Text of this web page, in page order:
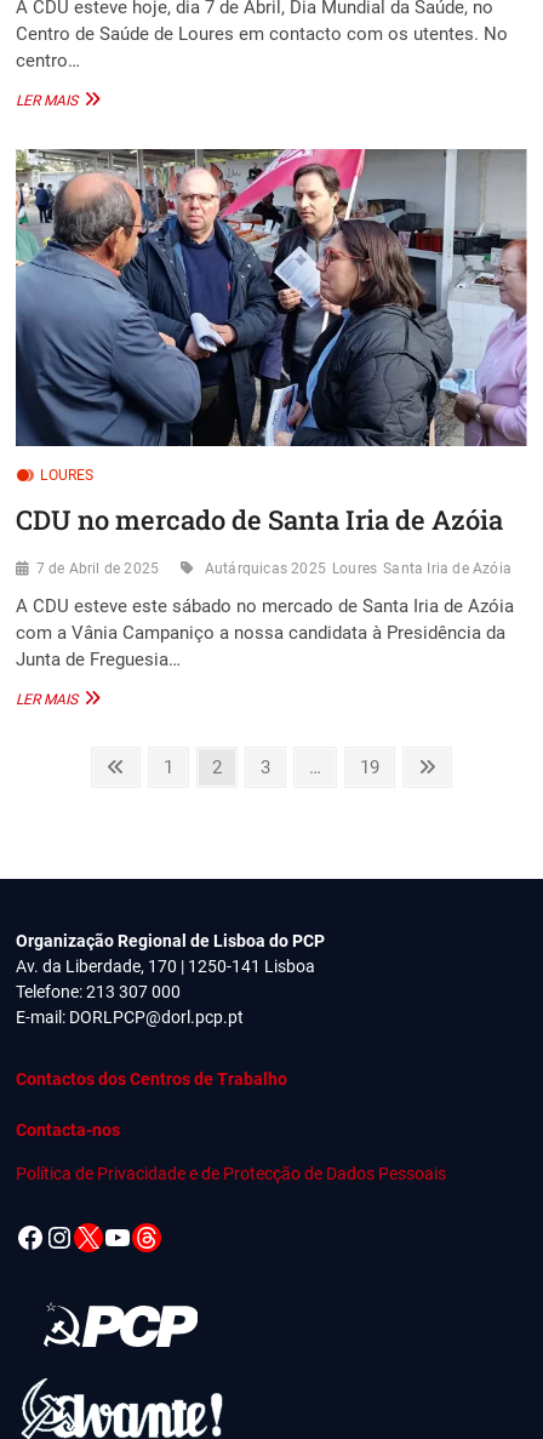
A CDU esteve hoje, dia 7 de Abril, Dia Mundial da Saúde, no
Centro de Saúde de Loures em contacto com os utentes. No
centro…
LER MAISCDU
DE
SAÚDE
DE
LOURES
LOURES
CDU no mercado de Santa Iria de Azóia
7 de Abril de 2025 Autárquicas 2025 Loures Santa Iria de Azóia
A CDU esteve este sábado no mercado de Santa Iria de Azóia
com a Vânia Campaniço a nossa candidata à Presidência da
Junta de Freguesia…
LER MAISCDU
Paginação Previous
Page
1 Page
2 Page
3 … Page
19
Next
Organização Regional de Lisboa do PCP
Av. da Liberdade, 170 | 1250-141 Lisboa
Telefone: 213 307 000
E-mail: DORLPCP@dorl.pcp.pt
Contactos dos Centros de Trabalho
Contacta-nos
Política de Privacidade e de Protecção de Dados Pessoais
Facebook
Instagram
X YouTube
Threads